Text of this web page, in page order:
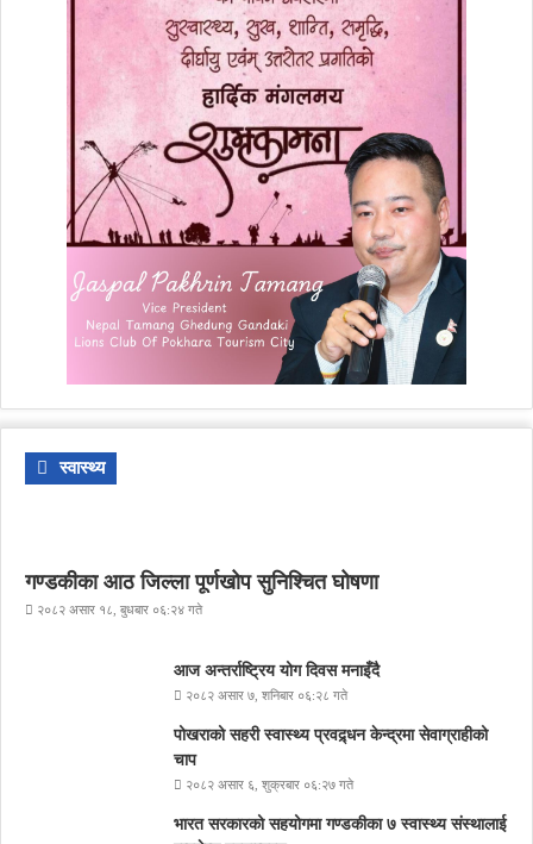
स्वास्थ्य
गण्डकीका आठ जिल्ला पूर्णखोप सुनिश्चित घोषणा
२०८२ असार १८, बुधबार ०६:२४ गते
आज अन्तर्राष्ट्रिय योग दिवस मनाइँदै
२०८२ असार ७, शनिबार ०६:२८ गते
पोखराको सहरी स्वास्थ्य प्रवद्र्धन केन्द्रमा सेवाग्राहीको
चाप
२०८२ असार ६, शुक्रबार ०६:२७ गते
भारत सरकारको सहयोगमा गण्डकीका ७ स्वास्थ्य संस्थालाई